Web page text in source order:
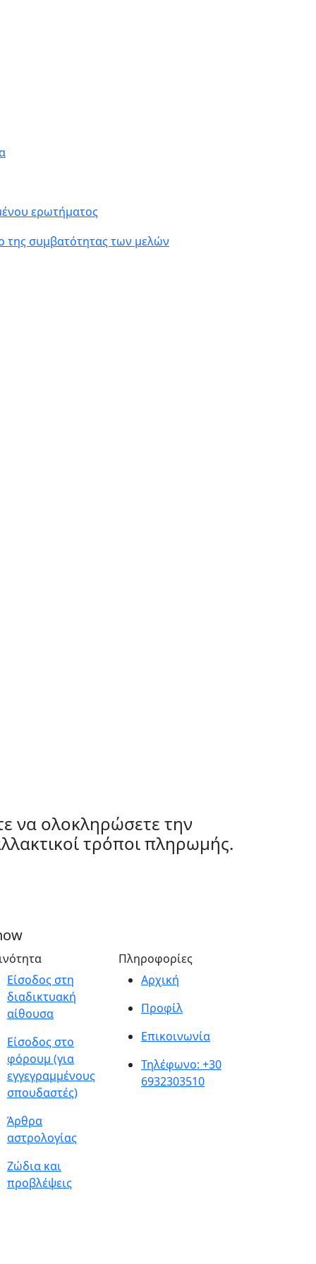
ερωτήματος
της συμβατότητας των μελών
να ολοκληρώσετε την
τρόποι πληρωμής.
Είσοδος στη
διαδικτυακή
αίθουσα
Είσοδος στο
φόρουμ (για
εγγεγραμμένους
σπουδαστές)
Άρθρα
αστρολογίας
Ζώδια και
προβλέψεις
Πληροφορίες
Αρχική
Προφίλ
Επικοινωνία
Τηλέφωνο: +30
6932303510